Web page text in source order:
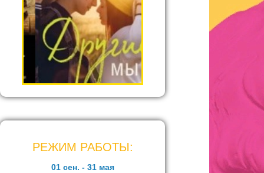
РЕЖИМ РАБОТЫ:
01 сен. - 31 мая